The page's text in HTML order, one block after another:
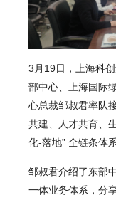
3月19日，上海科
部中心 、上海国际
心总裁邹叔君率队
共建、人才共育、
化-落地” 全链条体
邹叔君介绍了东部
一体业务体系，分